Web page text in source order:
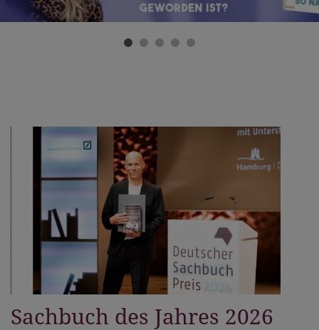
Sachbuch des Jahres 2026